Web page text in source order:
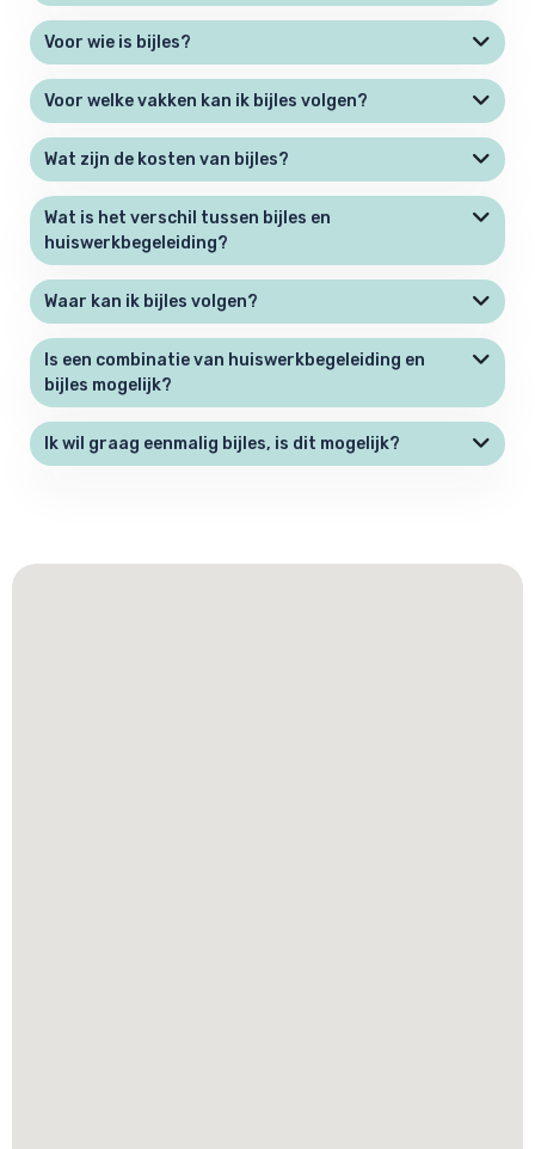
Voor wie is bijles?
Voor welke vakken kan ik bijles volgen?
Wat zijn de kosten van bijles?
Wat is het verschil tussen bijles en
huiswerkbegeleiding?
Waar kan ik bijles volgen?
Is een combinatie van huiswerkbegeleiding en
bijles mogelijk?
Ik wil graag eenmalig bijles, is dit mogelijk?